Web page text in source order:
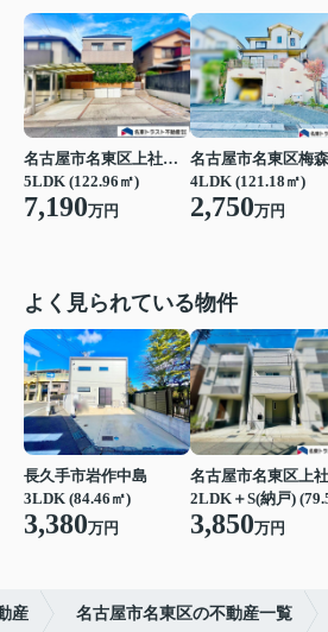
名古屋市名東区上社５丁目
5LDK (122.96㎡)
7,190万円
4LDK (121.18㎡)
2,750万円
よく見られている物件
長久手市岩作中島
3LDK (84.46㎡)
3,380万円 3,850万円
産 名古屋市名東区の不動産一覧